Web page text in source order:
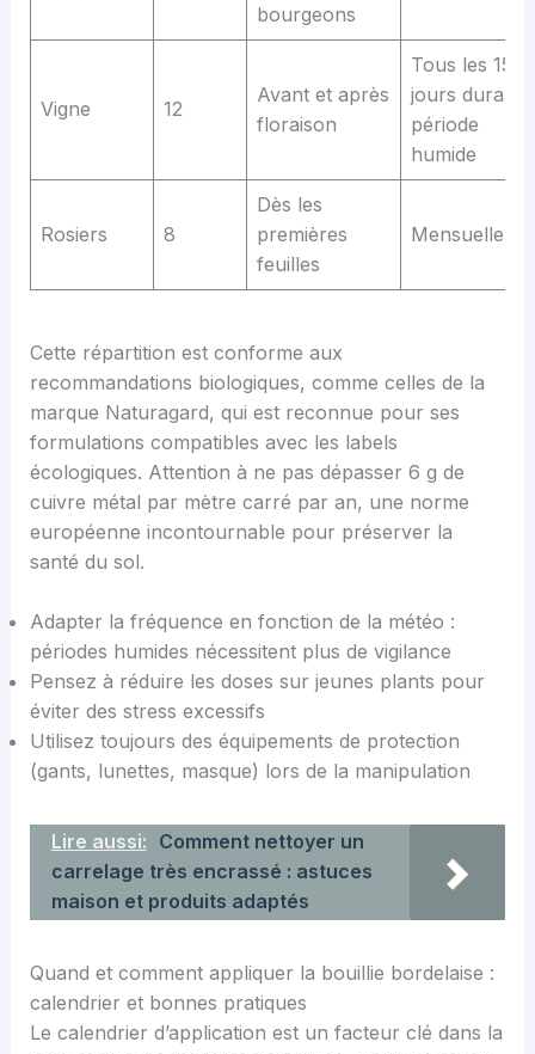
bourgeons
Vigne 12
Avant et après
floraison
Tous les 15
jours durant
période
humide
Rosiers 8
Dès les
premières
feuilles
Cette répartition est conforme aux
recommandations biologiques, comme celles de la
marque Naturagard, qui est reconnue pour ses
formulations compatibles avec les labels
écologiques. Attention à ne pas dépasser 6 g de
cuivre métal par mètre carré par an, une norme
européenne incontournable pour préserver la
santé du sol.
Adapter la fréquence en fonction de la météo :
périodes humides nécessitent plus de vigilance
Pensez à réduire les doses sur jeunes plants pour
éviter des stress excessifs
Utilisez toujours des équipements de protection
(gants, lunettes, masque) lors de la manipulation
Lire aussi: Comment nettoyer un
carrelage très encrassé : astuces
maison et produits adaptés
Quand et comment appliquer la bouillie bordelaise :
calendrier et bonnes pratiques
Le calendrier d’application est un facteur clé dans la